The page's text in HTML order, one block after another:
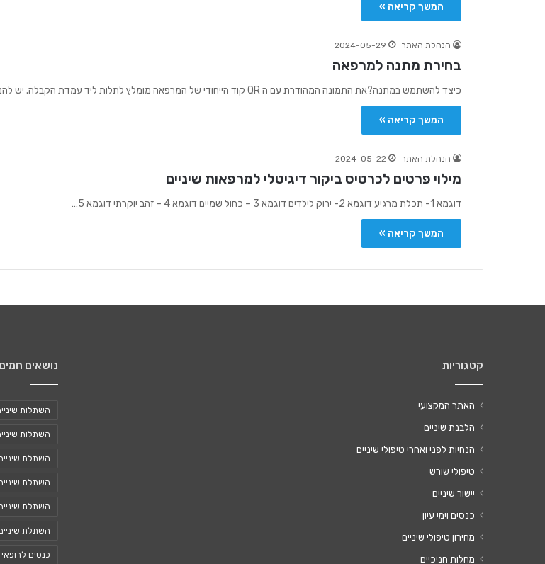
המשך קריאה »
הנהלת האתר 2024-05-29
בחירת מתנה למרפאה
כיצד להשתמש במתנה?את התמונה המהודרת עם ה QR קוד הייחודי של המרפאה מומלץ לתלות ליד עמדת הקבלה. יש להנחות כל…
המשך קריאה »
הנהלת האתר 2024-05-22
מילוי פרטים לכרטיס ביקור דיגיטלי למרפאות שיניים
דוגמא 1- תכלת מרגיע דוגמא 2- ירוק לילדים דוגמא 3 – כחול שמיים דוגמא 4 – זהב יוקרתי דוגמא 5…
המשך קריאה »
קטגוריות
האתר המקצועי
הלבנת שיניים
הנחיות לפני ואחרי טיפולי שיניים
טיפולי שורש
יישור שיניים
כנסים וימי עיון
מחירון טיפולי שיניים
מחלות חניכיים
נושאים
השתלות
השתלות
השתלת
השתלת
השתלת
השתלת
כנסים לרופאי